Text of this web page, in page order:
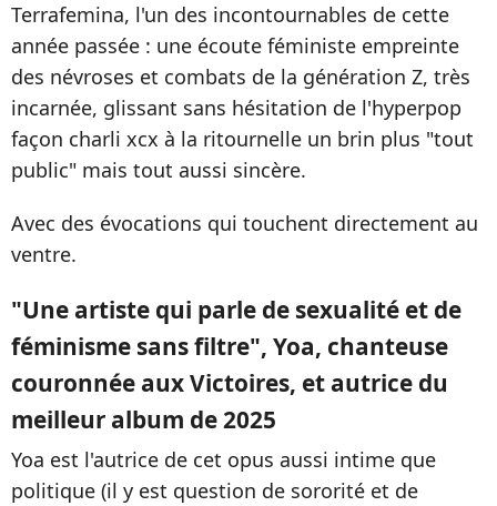
Terrafemina, l'un des incontournables de cette
année passée : une écoute féministe empreinte
des névroses et combats de la génération Z, très
incarnée, glissant sans hésitation de l'hyperpop
façon charli xcx à la ritournelle un brin plus "tout
public" mais tout aussi sincère.
Avec des évocations qui touchent directement au
ventre.
"Une artiste qui parle de sexualité et de
féminisme sans filtre", Yoa, chanteuse
couronnée aux Victoires, et autrice du
meilleur album de 2025
Yoa est l'autrice de cet opus aussi intime que
politique (il y est question de sororité et de